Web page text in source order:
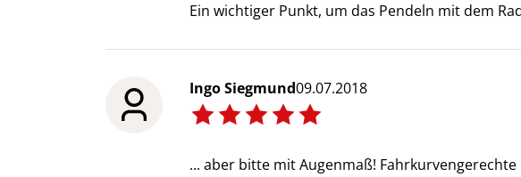
Ein wichtiger Punkt, um das Pendeln mit dem
Ingo Siegmund09.07.2018
... aber bitte mit Augenmaß!